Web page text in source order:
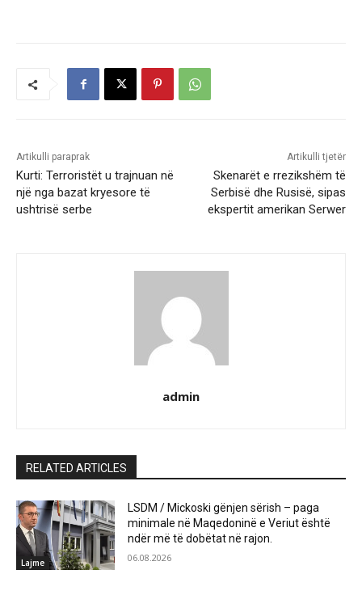
Artikulli paraprak
Kurti: Terroristët u trajnuan në
një nga bazat kryesore të
ushtrisë serbe
Artikulli tjetër
Skenarët e rrezikshëm të
Serbisë dhe Rusisë, sipas
ekspertit amerikan Serwer
admin
RELATED ARTICLES
Lajme
LSDM / Mickoski gënjen sërish – paga
minimale në Maqedoninë e Veriut është
ndër më të dobëtat në rajon.
06.08.2026